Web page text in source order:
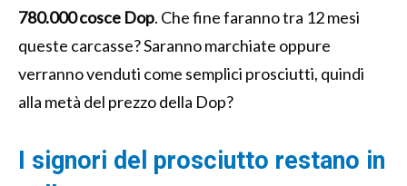
780.000 cosce Dop. Che fine faranno tra 12 mesi
queste carcasse? Saranno marchiate oppure
verranno venduti come semplici prosciutti, quindi
alla metà del prezzo della Dop?
I signori del prosciutto restano in